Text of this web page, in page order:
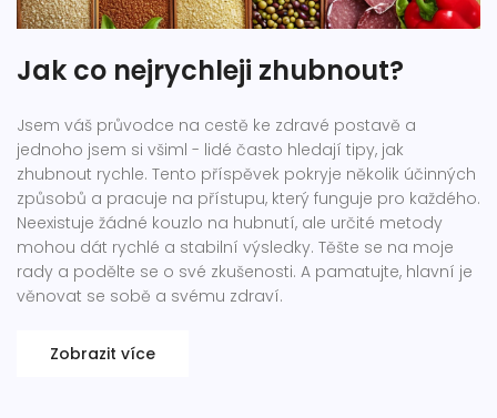
Jak co nejrychleji zhubnout?
Jsem váš průvodce na cestě ke zdravé postavě a
jednoho jsem si všiml - lidé často hledají tipy, jak
zhubnout rychle. Tento příspěvek pokryje několik účinných
způsobů a pracuje na přístupu, který funguje pro každého.
Neexistuje žádné kouzlo na hubnutí, ale určité metody
mohou dát rychlé a stabilní výsledky. Těšte se na moje
rady a podělte se o své zkušenosti. A pamatujte, hlavní je
věnovat se sobě a svému zdraví.
Zobrazit více